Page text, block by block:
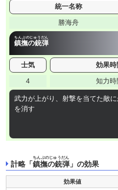
統一名称
勝海舟
鎮撫の銃弾
ちんぶのじゅうだん
士気 効果時
4 知力時
武力が上がり、射撃を当てた敵
を消す
計略「 鎮撫の銃弾
ちんぶのじゅうだん
」の効果
効果値